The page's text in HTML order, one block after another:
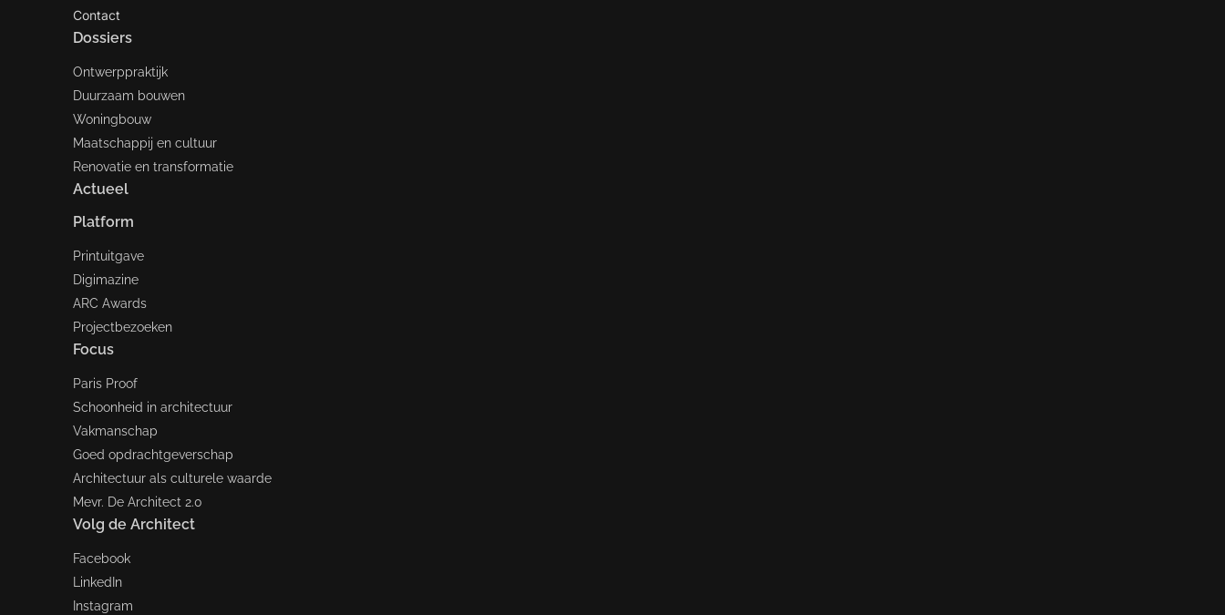
Contact
Dossiers
Ontwerppraktijk
Duurzaam bouwen
Woningbouw
Maatschappij en cultuur
Renovatie en transformatie
Actueel
Platform
Printuitgave
Digimazine
ARC Awards
Projectbezoeken
Focus
Paris Proof
Schoonheid in architectuur
Vakmanschap
Goed opdrachtgeverschap
Architectuur als culturele waarde
Mevr. De Architect 2.0
Volg de Architect
Facebook
LinkedIn
Instagram